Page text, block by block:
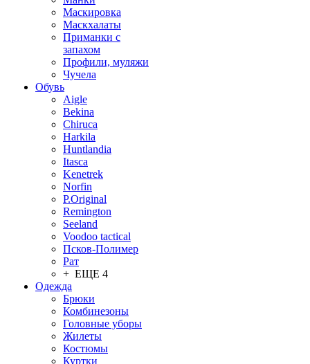
Маскировка
Маскхалаты
Приманки с
запахом
Профили, муляжи
Чучела
Обувь
Aigle
Bekina
Chiruсa
Harkila
Huntlandia
Itasca
Kenetrek
Norfin
P.Original
Remington
Seeland
Voodoo tactical
Псков-Полимер
Рат
+ ЕЩЕ 4
Одежда
Брюки
Комбинезоны
Головные уборы
Жилеты
Костюмы
Куртки